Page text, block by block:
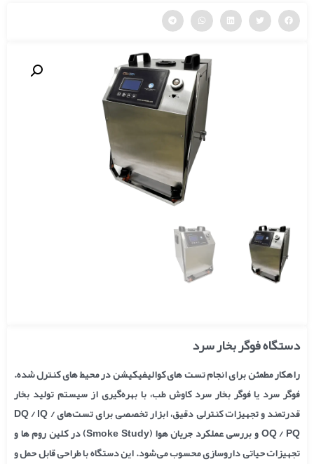
دستگاه فوگر بخار سرد
راهکار مطمئن برای انجام تست های کوالیفیکیشن در محیط های کنترل شده.
فوگر سرد یا فوگر بخار سرد کاوش طب، با بهره‌گیری از سیستم تولید بخار
قدرتمند و تجهیزات کنترلی دقیق، ابزار تخصصی برای تست‌های DQ / IQ /
OQ / PQ و بررسی عملکرد جریان هوا (Smoke Study) در کلین روم ها و
تجهیزات حیاتی داروسازی محسوب می‌شود. این دستگاه با طراحی قابل حمل و